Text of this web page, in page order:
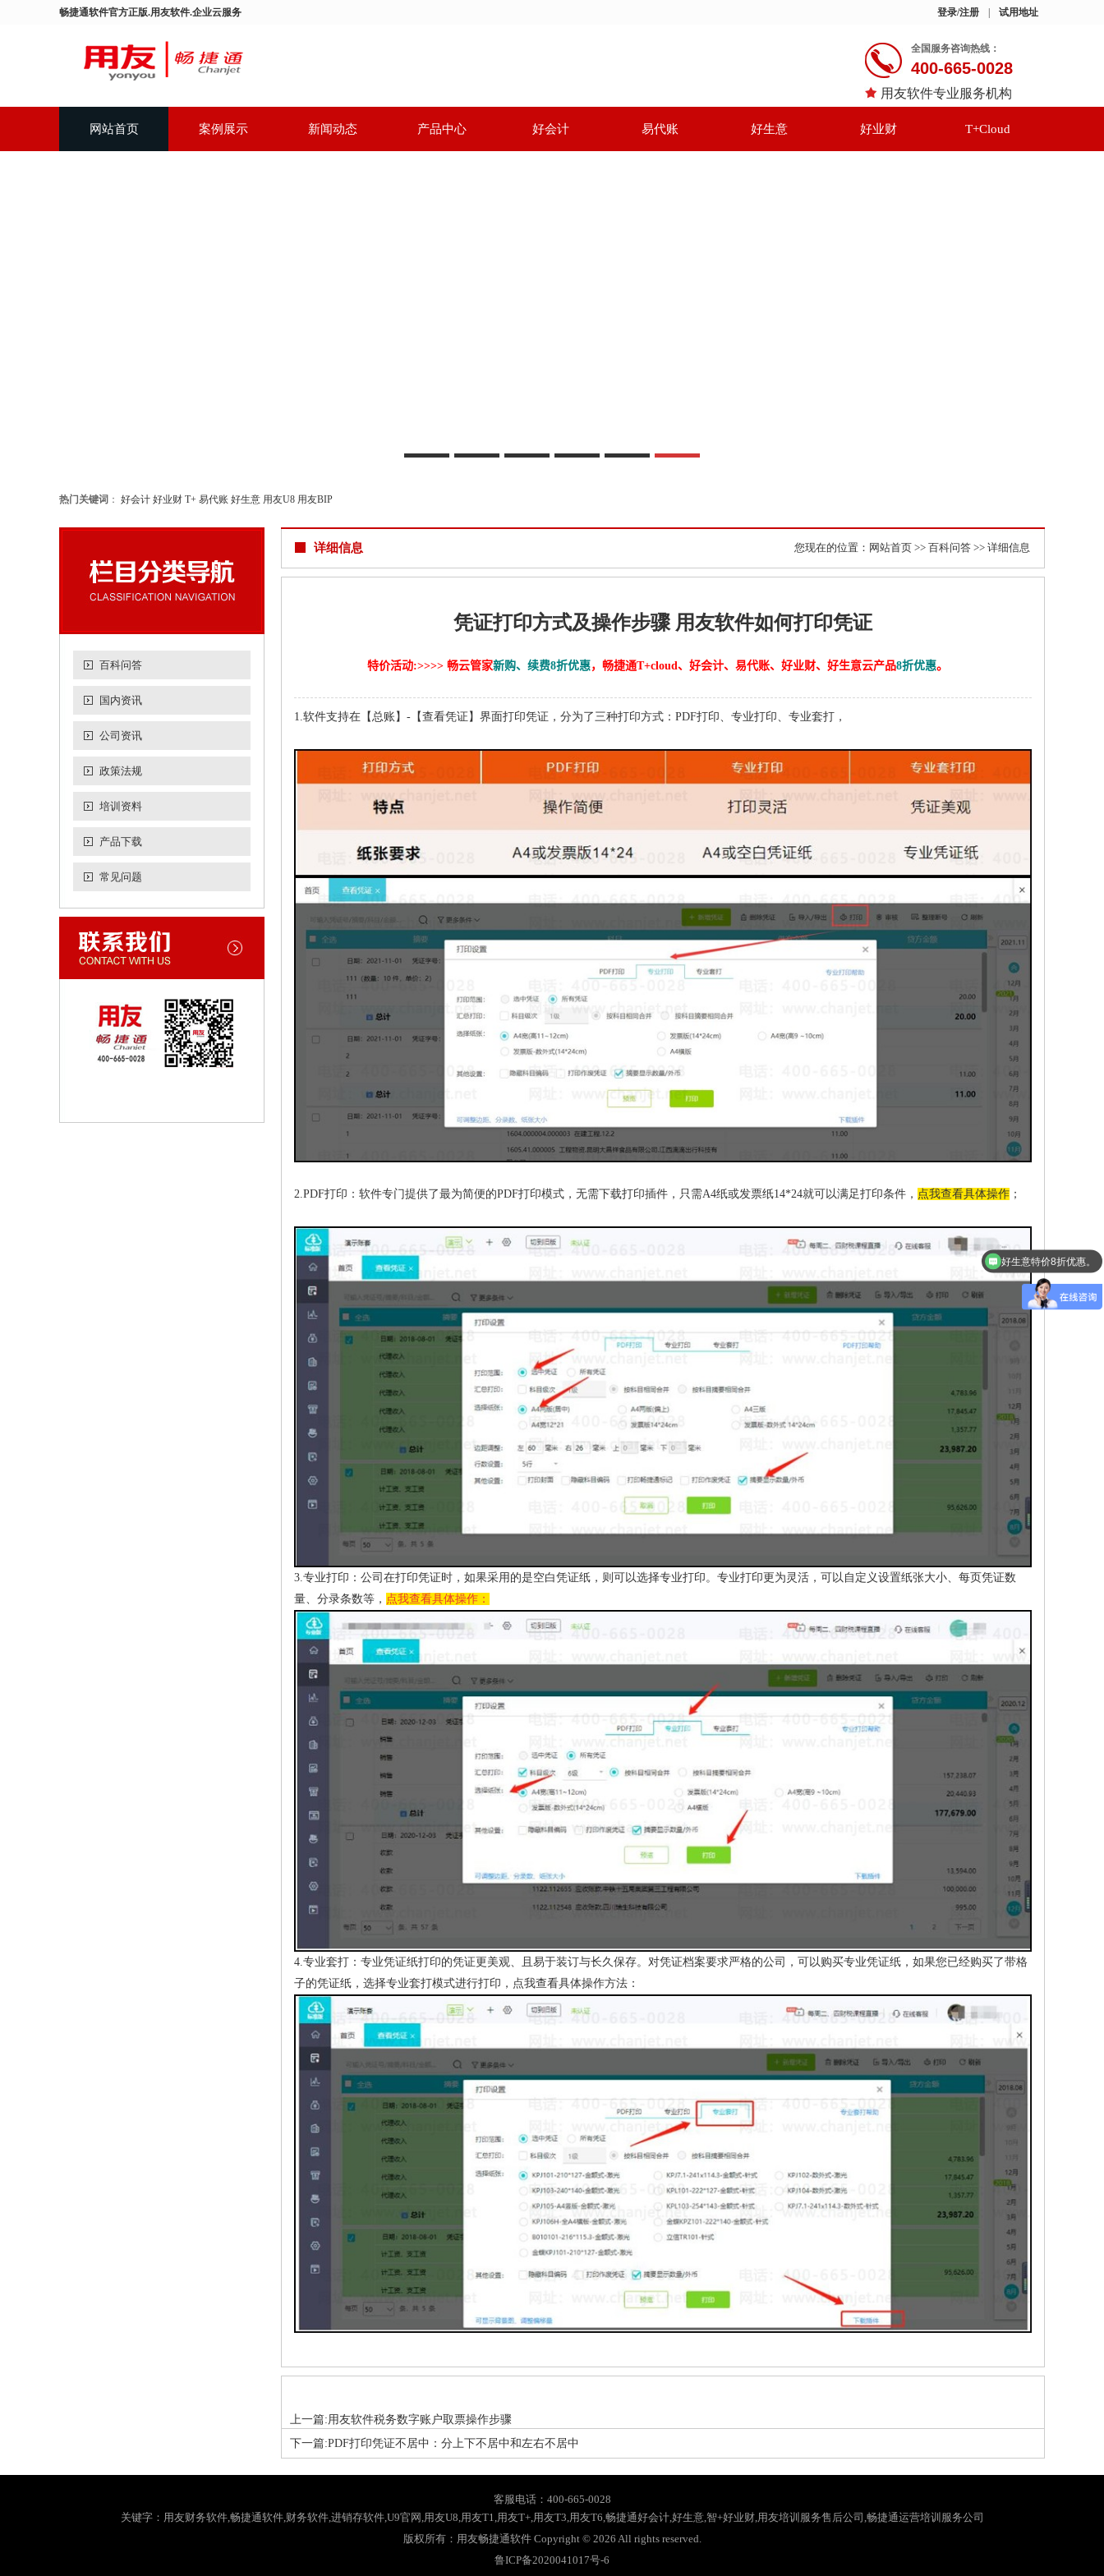
畅捷通软件官方正版.用友软件.企业云服务 登录/注册 试用地址
全国服务咨询热线：
400-665-0028
用友软件专业服务机构
网站首页 案例展示 新闻动态 产品中心 好会计 易代账 好生意 好业财 T+Cloud
4
热门关键词 ： 好会计 好业财 T+ 易代账 好生意 用友U8 用友BIP
百科问答
国内资讯
公司资讯
政策法规
培训资料
产品下载
常见问题
详细信息 您现在的位置： 网站首页 >> 百科问答 >> 详细信息
凭证打印方式及操作步骤 用友软件如何打印凭证
特价活动:>>>> 畅云管家新购、续费8折优惠，畅捷通T+cloud、好会计、易代账、好业财、好生意云产品8折优惠。
1.软件支持在【总账】-【查看凭证】界面打印凭证，分为了三种打印方式：PDF打印、专业打印、专业套打，
2.PDF打印：软件专门提供了最为简便的PDF打印模式，无需下载打印插件，只需A4纸或发票纸14*24就可以满足打印条件， 点我查看具体操作 ；
3.专业打印：公司在打印凭证时，如果采用的是空白凭证纸，则可以选择专业打印。专业打印更为灵活，可以自定义设置纸张大小、每页凭证数
量、分录条数等， 点我查看具体操作：
4.专业套打：专业凭证纸打印的凭证更美观、且易于装订与长久保存。对凭证档案要求严格的公司，可以购买专业凭证纸，如果您已经购买了带格
子的凭证纸，选择专业套打模式进行打印， 点我查看具体操作方法 ：
上一篇:用友软件税务数字账户取票操作步骤
下一篇:PDF打印凭证不居中：分上下不居中和左右不居中
客服电话： 400-665-0028
关键字：用友财务软件,畅捷通软件,财务软件,进销存软件,U9官网,用友U8,用友T1,用友T+,用友T3,用友T6,畅捷通好会计,好生意,智+好业财,用友培训服务售后公司,畅捷通运营培训服务公司
版权所有：用友畅捷通软件 Copyright © 2026 All rights reserved.
鲁ICP备2020041017号-6
好业财特价活动，限时8折优惠。